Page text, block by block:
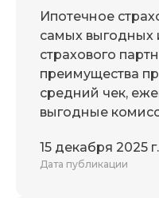
Ипотечное
самых выгодных
страхового
преимущества
средний чек,
выгодные
15 декабря 2025 г.
Дата публикации